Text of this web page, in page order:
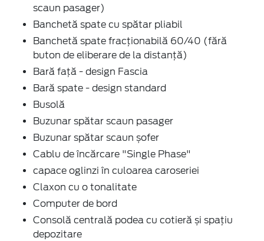
scaun pasager)
Banchetă spate cu spătar pliabil
Banchetă spate fracționabilă 60/40 (fără
buton de eliberare de la distanță)
Bară față - design Fascia
Bară spate - design standard
Busolă
Buzunar spătar scaun pasager
Buzunar spătar scaun șofer
Cablu de încărcare "Single Phase"
capace oglinzi în culoarea caroseriei
Claxon cu o tonalitate
Computer de bord
Consolă centrală podea cu cotieră și spațiu
depozitare